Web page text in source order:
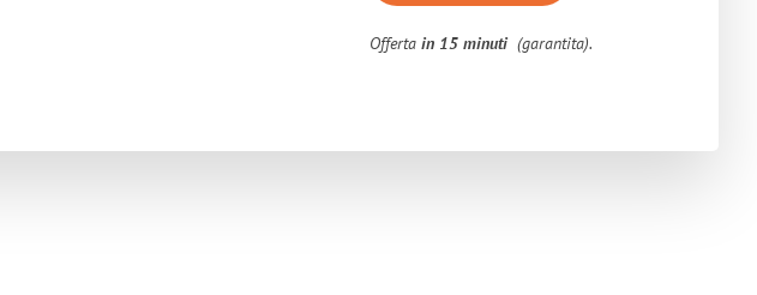
Offertain 15 minuti (garantita).